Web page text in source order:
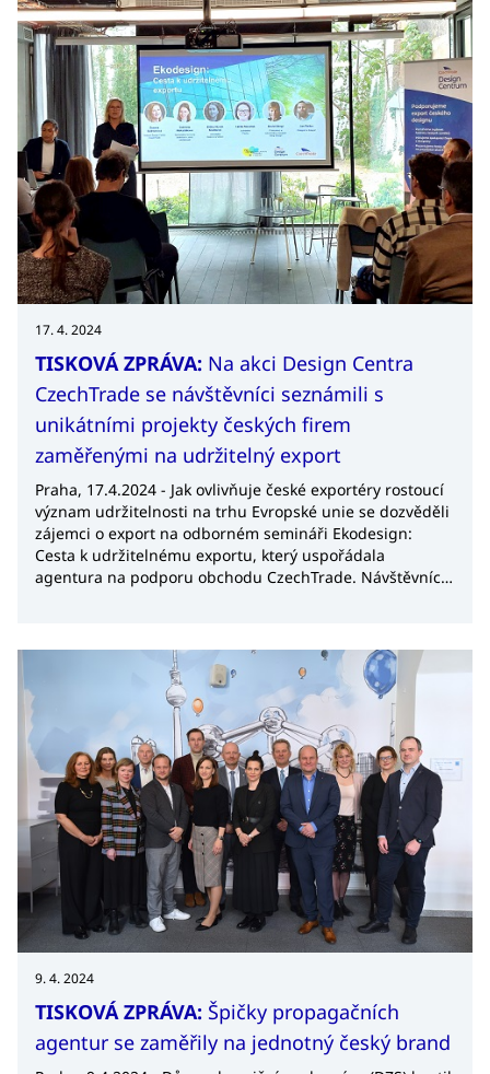
17. 4. 2024
TISKOVÁ ZPRÁVA: Na akci Design Centra
CzechTrade se návštěvníci seznámili s
unikátními projekty českých firem
zaměřenými na udržitelný export
Praha, 17.4.2024 - Jak ovlivňuje české exportéry rostoucí
význam udržitelnosti na trhu Evropské unie se dozvěděli
zájemci o export na odborném semináři Ekodesign:
Cesta k udržitelnému exportu, který uspořádala
agentura na podporu obchodu CzechTrade. Návštěvníci
festivalu New European Bauhaus, který byl zahájen 9. 4.
v Bruselu a pokračuje napříč Evropou.
9. 4. 2024
TISKOVÁ ZPRÁVA: Špičky propagačních
agentur se zaměřily na jednotný český brand